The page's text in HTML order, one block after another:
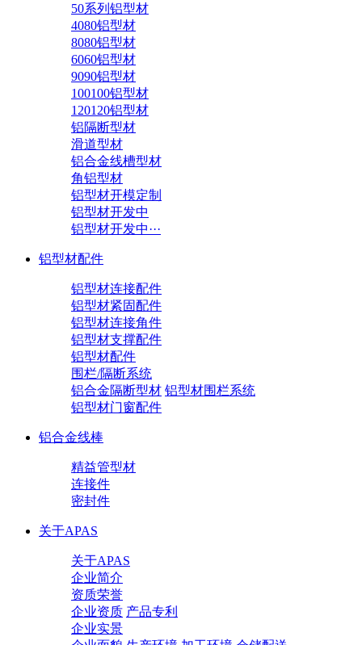
50系列铝型材
4080铝型材
8080铝型材
6060铝型材
9090铝型材
100100铝型材
120120铝型材
铝隔断型材
滑道型材
铝合金线槽型材
角铝型材
铝型材开模定制
铝型材开发中
铝型材开发中···
铝型材配件
铝型材连接配件
铝型材紧固配件
铝型材连接角件
铝型材支撑配件
铝型材配件
围栏/隔断系统
铝合金隔断型材 铝型材围栏系统
铝型材门窗配件
铝合金线棒
精益管型材
连接件
密封件
关于APAS
关于APAS
企业简介
资质荣誉
企业资质 产品专利
企业实景